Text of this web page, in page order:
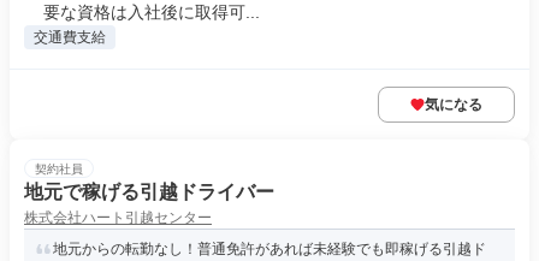
要な資格は入社後に取得可...
交通費支給
気になる
契約社員
地元で稼げる引越ドライバー
株式会社ハート引越センター
地元からの転勤なし！普通免許があれば未経験でも即稼げる引越ド